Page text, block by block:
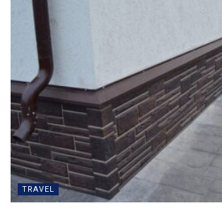
TRAVEL